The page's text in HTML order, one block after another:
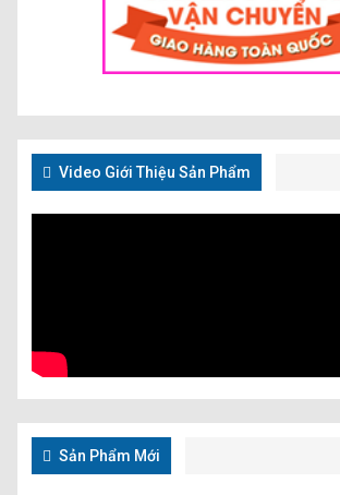
Video Giới Thiệu Sản Phẩm
Sản Phẩm Mới